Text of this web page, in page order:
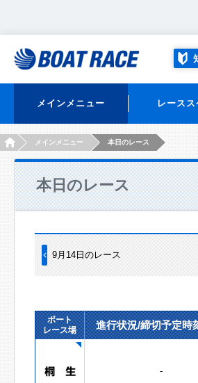
メインメニュー レース
HOMEメインメニュー 本日のレース
本日のレース
9月14日のレース
ボート
レース場
進行状況/締切予定時
-